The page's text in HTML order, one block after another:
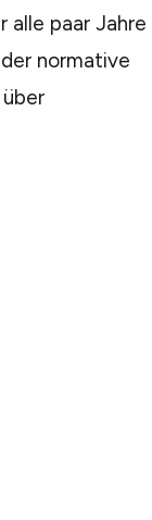
alle paar Jahre
normative